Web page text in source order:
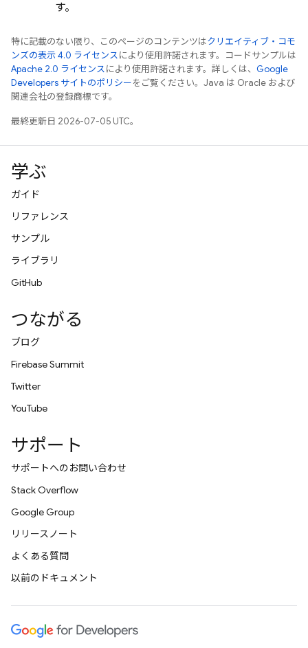
す。
特に記載のない限り、このページのコンテンツはクリエイティブ・コモ
ンズの表示 4.0 ライセンスにより使用許諾されます。コードサンプルは
Apache 2.0 ライセンスにより使用許諾されます。詳しくは、 Google
Developers サイトのポリシーをご覧ください。Java は Oracle および
関連会社の登録商標です。
最終更新日 2026-07-05 UTC。
学ぶ
ガイド
リファレンス
サンプル
ライブラリ
GitHub
つながる
ブログ
Firebase Summit
Twitter
YouTube
サポート
サポートへのお問い合わせ
Stack Overflow
Google Group
リリースノート
よくある質問
以前のドキュメント